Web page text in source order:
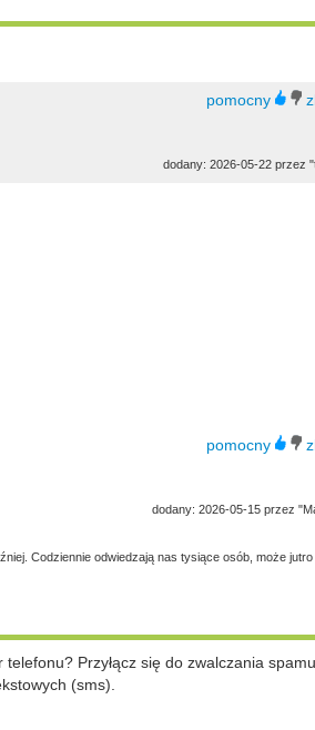
dodany: 2026-05-22 przez
dodany: 2026-05-15 przez
Codziennie odwiedzają nas tysiące osób, może
Przyłącz się do zwalczania spamu
(sms).